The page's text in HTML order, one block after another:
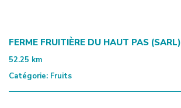
FERME FRUITIÈRE DU HAUT PAS (SARL)
52.25 km
Catégorie: Fruits